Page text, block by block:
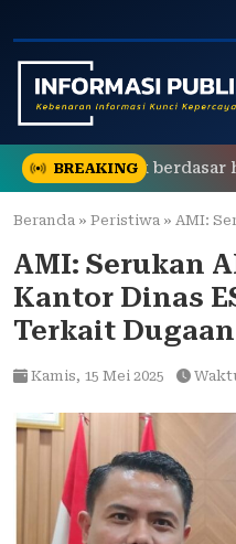
to
content
BREAKING
Polisi tidak berdasar
Beranda » Peristiwa » AMI: Serukan
AMI: Serukan
Kantor Dinas
Terkait
Kamis, 15 Mei 2025